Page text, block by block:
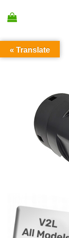
Translate »